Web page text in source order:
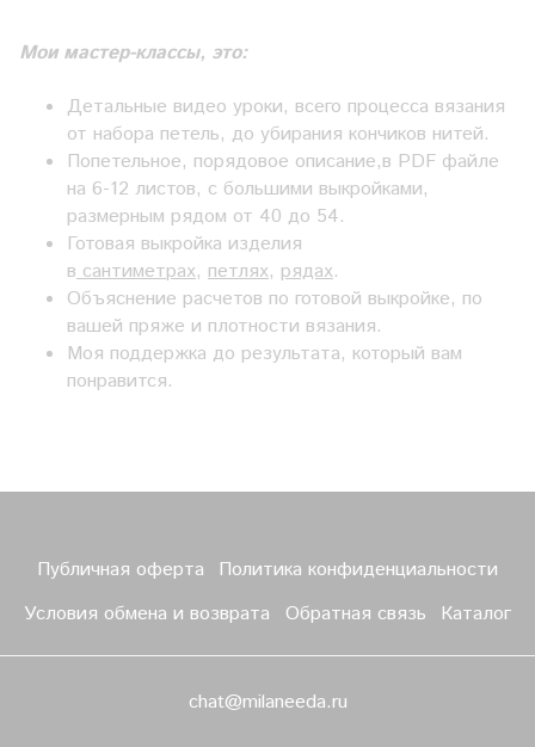
Мои мастер-классы, это:
Детальные видео уроки, всего процесса вязания
от набора петель, до убирания кончиков нитей.
Попетельное, порядовое описание,в PDF файле
на 6-12 листов, с большими выкройками,
размерным рядом от 40 до 54.
Готовая выкройка изделия
всантиметрах, петлях, рядах.
Объяснение расчетов по готовой выкройке, по
вашей пряже и плотности вязания.
Моя поддержка до результата, который вам
понравится.
Публичная оферта
Политика конфиденциальности
Условия обмена и возврата
Обратная связь Каталог
chat@milaneeda.ru